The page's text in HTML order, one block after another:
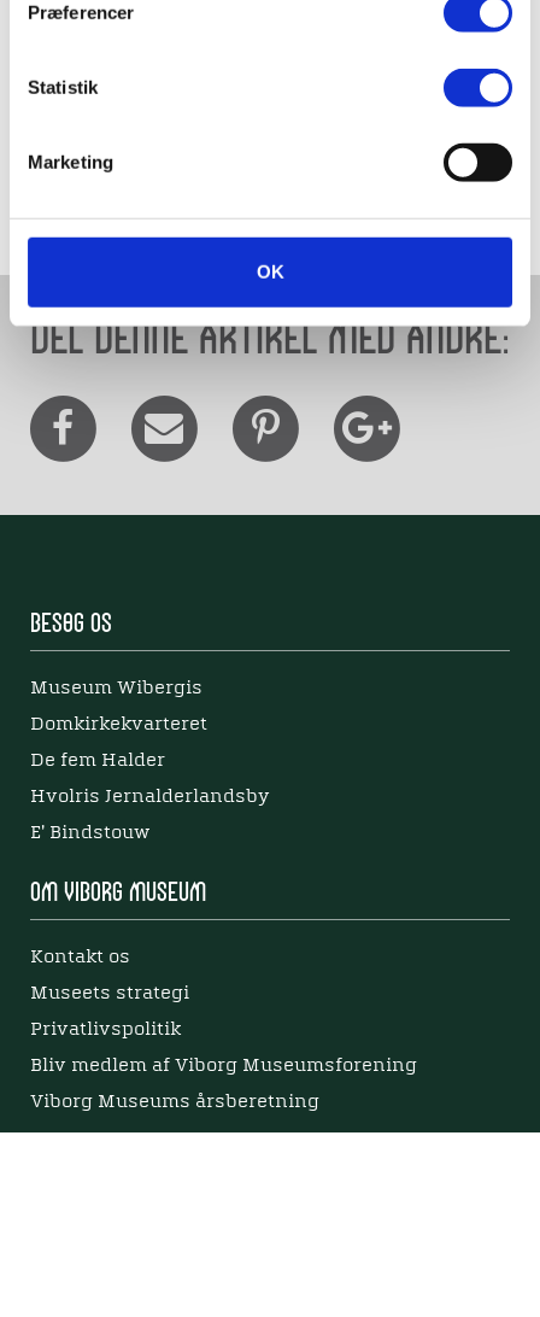
Præferencer
Statistik
Marketing
OK
Vej
Johannes Ewalds Vej blev navngivet i 1942, da byrådet
enkelte kvarterer. Derfor opstod bl.a. et digterkvarter ved
Brostrøms Toft. Vejen er opkaldt efter forfatteren
Del denne artikel med andre:
Besøg os
Museum Wibergis
Domkirkekvarteret
De fem Halder
Hvolris Jernalderlandsby
E' Bindstouw
Om Viborg Museum
Kontakt os
Museets strategi
Privatlivspolitik
Bliv medlem af Viborg Museumsforening
Viborg Museums årsberetning